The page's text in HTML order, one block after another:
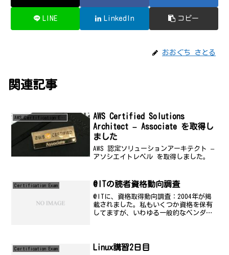
LINE LinkedIn コピー
おおぐち さとる
関連記事
AWS Certification Exam
AWS Certified Solutions
Architect – Associate を取得し
ました
AWS 認定ソリューションアーキテクト –
アソシエイトレベル を取得しました。
Certification Exam @ITの読者資格動向調査
@ITに、資格取得動向調査：2004年が掲
載されました。私もいくつか資格を保有
してますが、いわゆる一般的なベンダー
ストレーター...
Certification Exam Linux講習2日目